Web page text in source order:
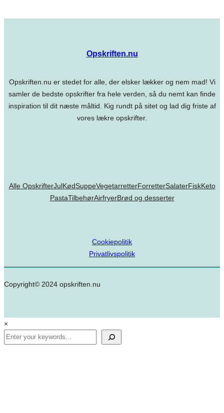
Opskriften.nu
Opskriften.nu er stedet for alle, der elsker lækker og nem mad! Vi
samler de bedste opskrifter fra hele verden, så du nemt kan finde
inspiration til dit næste måltid. Kig rundt på sitet og lad dig friste af
vores lækre opskrifter.
Alle OpskrifterJulKødSuppeVegetarretterForretterSalaterFiskKeto
PastaTilbehørAirfryerBrød og desserter
Cookiepolitik
Privatlivspolitik
Copyright© 2024 opskriften.nu
×
Search